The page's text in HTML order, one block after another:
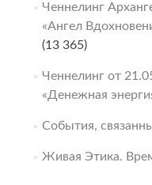
Ченнелинг
«Ангел
(13 365)
Ченнелинг от
«Денежная
События,
Живая Этика.